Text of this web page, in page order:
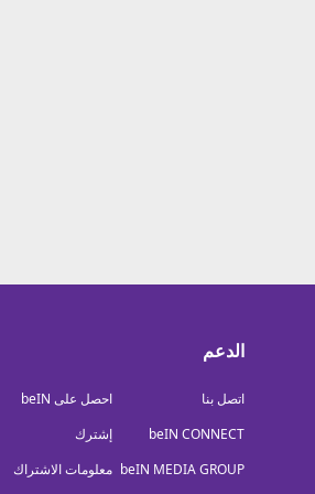
الدعم
اتصل بنا
beIN CONNECT
beIN MEDIA GROUP
احصل على beIN
إشترك
معلومات الاشتراك